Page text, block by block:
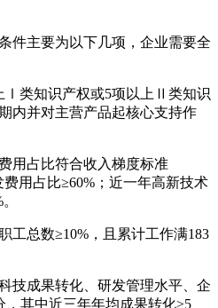
件主要为以下几项，企业需要全
Ⅰ类知识产权或5项以上Ⅱ类知识
内并对主营产品起核心支持作
用占比符合收入梯度标准
费用占比≥60%；近一年高新技术
工总数≥10%，且累计工作满183
技成果转化、研发管理水平、企
，其中近三年年均成果转化≥5